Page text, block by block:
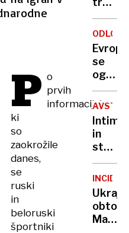
P o
prvih
informacijah,
ki
so
zaokrožile
danes,
se
ruski
in
beloruski
športniki
testa
letih
najvišji
most
na
svetu
– v
bi
25
Evropa
se
po
ruskih
vdorih
na
vzhodu
raste
novi
zid
in
strast
v
službi:
kaže,
da je
v